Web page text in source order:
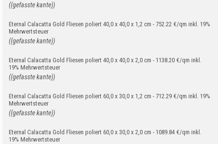
((gefasste kante))
Eternal Calacatta Gold Fliesen poliert 40,0 x 40,0 x 1,2 cm - 752.22 €/qm inkl. 19%
Mehrwertsteuer
((gefasste kante))
Eternal Calacatta Gold Fliesen poliert 40,0 x 40,0 x 2,0 cm - 1138.20 €/qm inkl.
19% Mehrwertsteuer
((gefasste kante))
Eternal Calacatta Gold Fliesen poliert 60,0 x 30,0 x 1,2 cm - 712.29 €/qm inkl. 19%
Mehrwertsteuer
((gefasste kante))
Eternal Calacatta Gold Fliesen poliert 60,0 x 30,0 x 2,0 cm - 1089.84 €/qm inkl.
19% Mehrwertsteuer